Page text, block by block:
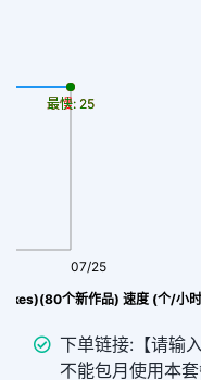
个新作品) 速度 (个/小
07/25
最慢: 25
最快: 25
下单链接:【请输
不能包月使用本套